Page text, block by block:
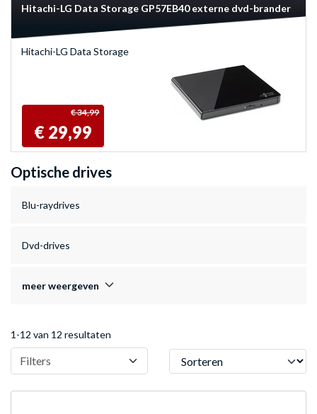
Hitachi-LG Data Storage GP57EB40 externe dvd-brander
Hitachi-LG Data Storage
€ 34,99
€ 29,99
Optische drives
Blu-raydrives
Dvd-drives
meer weergeven
1-12 van 12 resultaten
Filters Sorteren